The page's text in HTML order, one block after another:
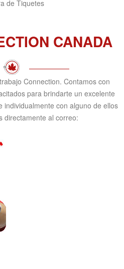
de Tiquetes
CANADA
Connection. Contamos con
para brindarte un excelente
individualmente con alguno de ellos
directamente al correo: